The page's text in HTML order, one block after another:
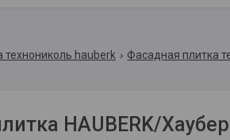
технониколь hauberk Фасадная плитка
HAUBERK/